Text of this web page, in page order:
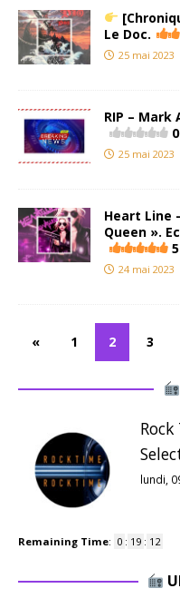
Le Doc.
25 mai 2023
RIP – Mark
25 mai 2023
Heart Line
Queen ».
24 mai 2023
« 1 2 3
lundi,
Remaining Time: 0 : 19 : 11